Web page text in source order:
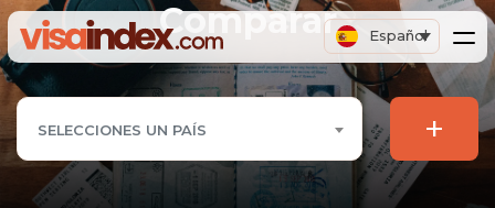
Español
Comparar
SELECCIONES UN PAÍS +